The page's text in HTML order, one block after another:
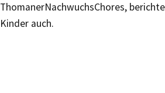
ThomanerNachwuchsChores,
Kinder auch.